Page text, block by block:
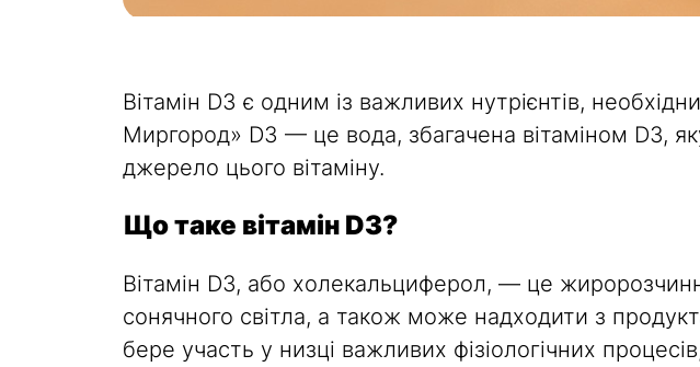
Вітамін D3 є одним із важливих нутрієнтів,
Миргород» D3 — це вода, збагачена вітаміном D3,
джерело цього вітаміну.
Що таке вітамін D3?
Вітамін D3, або холекальциферол, — це
сонячного світла, а також може надходити з
бере участь у низці важливих фізіологічних